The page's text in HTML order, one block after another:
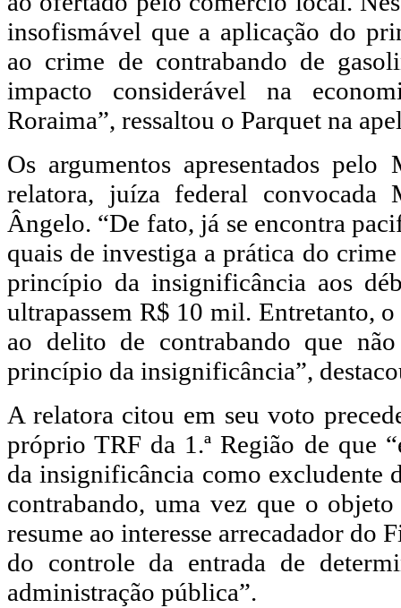
insofismável que a aplicação do
ao crime de contrabando de
impacto considerável na
Roraima”, ressaltou o Parquet na
Os argumentos apresentados
relatora, juíza federal convocada
Ângelo. “De fato, já se encontra
quais de investiga a prática do
princípio da insignificância aos
ultrapassem R$ 10 mil. Entretanto,
ao delito de contrabando que
princípio da insignificância”,
A relatora citou em seu voto
próprio TRF da 1.ª Região de que
da insignificância como excludente
contrabando, uma vez que o
resume ao interesse arrecadador do
do controle da entrada de
administração pública”.